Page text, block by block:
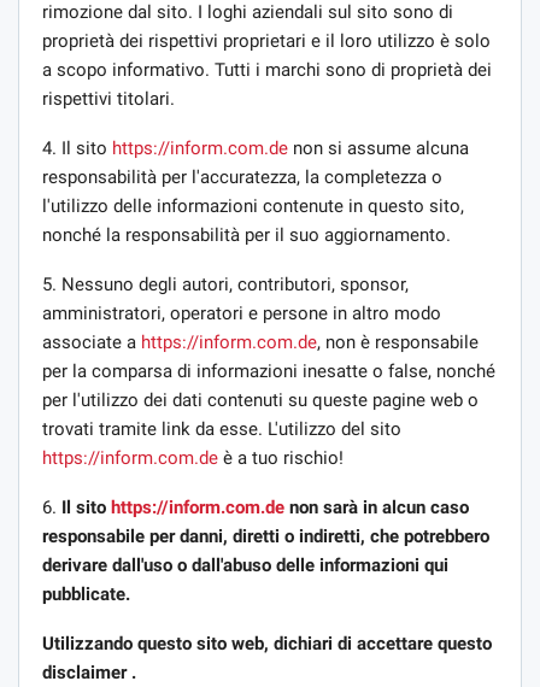
rimozione dal sito. I loghi aziendali sul sito sono di
proprietà dei rispettivi proprietari e il loro utilizzo è solo
a scopo informativo. Tutti i marchi sono di proprietà dei
rispettivi titolari.
4. Il sito https://inform.com.de non si assume alcuna
responsabilità per l'accuratezza, la completezza o
l'utilizzo delle informazioni contenute in questo sito,
nonché la responsabilità per il suo aggiornamento.
5. Nessuno degli autori, contributori, sponsor,
amministratori, operatori e persone in altro modo
associate a https://inform.com.de, non è responsabile
per la comparsa di informazioni inesatte o false, nonché
per l'utilizzo dei dati contenuti su queste pagine web o
trovati tramite link da esse. L'utilizzo del sito
https://inform.com.de è a tuo rischio!
6. Il sito https://inform.com.de non sarà in alcun caso
responsabile per danni, diretti o indiretti, che potrebbero
derivare dall'uso o dall'abuso delle informazioni qui
pubblicate.
Utilizzando questo sito web, dichiari di accettare questo
disclaimer .